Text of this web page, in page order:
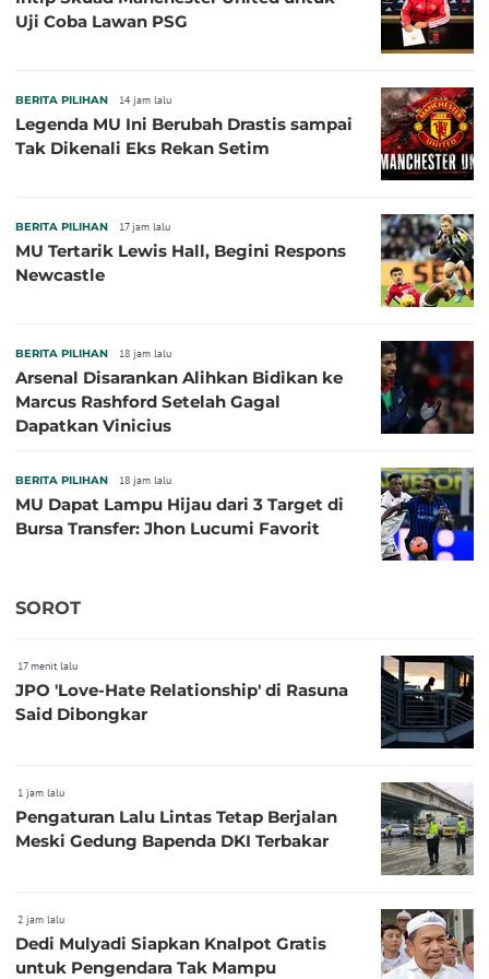
Uji Coba Lawan PSG
BERITA PILIHAN 14 jam lalu
Legenda MU Ini Berubah Drastis sampai
Tak Dikenali Eks Rekan Setim
BERITA PILIHAN 17 jam lalu
MU Tertarik Lewis Hall, Begini Respons
Newcastle
BERITA PILIHAN 18 jam lalu
Arsenal Disarankan Alihkan Bidikan ke
Marcus Rashford Setelah Gagal
Dapatkan Vinicius
BERITA PILIHAN 18 jam lalu
MU Dapat Lampu Hijau dari 3 Target di
Bursa Transfer: Jhon Lucumi Favorit
SOROT
17 menit lalu
JPO 'Love-Hate Relationship' di Rasuna
Said Dibongkar
1 jam lalu
Pengaturan Lalu Lintas Tetap Berjalan
Meski Gedung Bapenda DKI Terbakar
2 jam lalu
Dedi Mulyadi Siapkan Knalpot Gratis
untuk Pengendara Tak Mampu